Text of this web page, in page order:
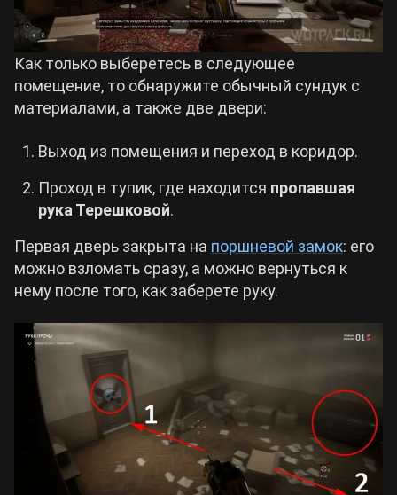
Как только выберетесь в следующее
помещение, то обнаружите обычный сундук с
материалами, а также две двери:
Выход из помещения и переход в коридор.
Проход в тупик, где находится пропавшая
рука Терешковой.
Первая дверь закрыта на поршневой замок: его
можно взломать сразу, а можно вернуться к
нему после того, как заберете руку.